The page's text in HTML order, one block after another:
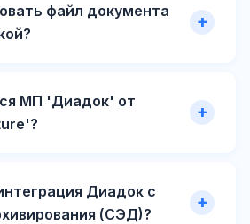
файл документа
МП 'Диадок' от
Диадок с
(СЭД)?